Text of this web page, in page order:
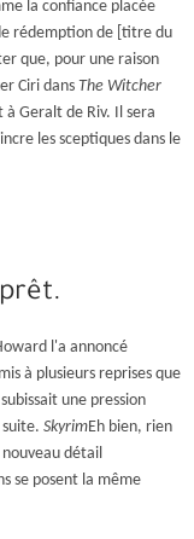
la confiance placée
rédemption de [titre du
que, pour une raison
Ciri dans The Witcher
Geralt de Riv. Il sera
les sceptiques dans le
l'a annoncé
à plusieurs reprises que
une pression
SkyrimEh bien, rien
détail
se posent la même